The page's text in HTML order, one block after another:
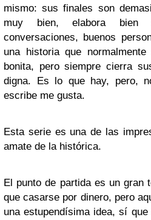
mismo: sus finales son
muy bien, elabora bien
conversaciones, buenos
una historia que
bonita, pero siempre cierra
digna. Es lo que hay, pero,
escribe me gusta.
Esta serie es una de las
amate de la histórica.
El punto de partida es un gran
que casarse por dinero, pero
una estupendísima idea, sí